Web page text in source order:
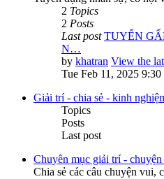
2 Topics
2 Posts
Last post TUYỂN
N…
by khatran View the
Tue Feb 11, 2025 9:30
Giải trí - chia sẻ - kinh
Topics
Posts
Last post
Chuyên mục giải trí -
Chia sẻ các câu chuyện vui,